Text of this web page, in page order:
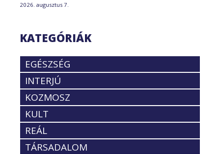
2026. augusztus 7.
KATEGÓRIÁK
EGÉSZSÉG
INTERJÚ
KOZMOSZ
KULT
REÁL
TÁRSADALOM